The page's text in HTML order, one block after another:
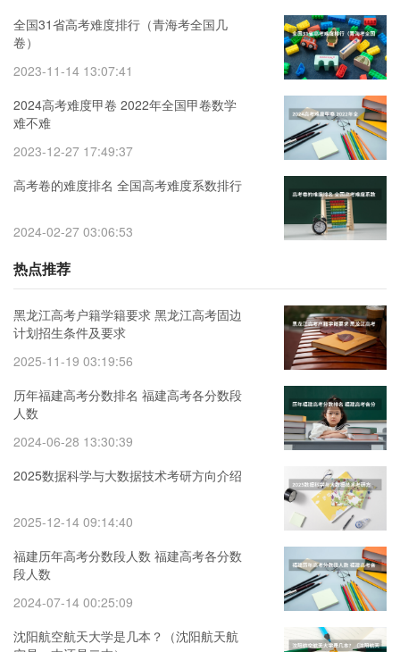
全国31省高考难度排行（青海考全国几
卷）
2023-11-14 13:07:41
2024高考难度甲卷 2022年全国甲卷数学
难不难
2023-12-27 17:49:37
高考卷的难度排名 全国高考难度系数排行
2024-02-27 03:06:53
热点推荐
黑龙江高考户籍学籍要求 黑龙江高考固边
计划招生条件及要求
2025-11-19 03:19:56
历年福建高考分数排名 福建高考各分数段
人数
2024-06-28 13:30:39
2025数据科学与大数据技术考研方向介绍
2025-12-14 09:14:40
福建历年高考分数段人数 福建高考各分数
段人数
2024-07-14 00:25:09
沈阳航空航天大学是几本？（沈阳航天航